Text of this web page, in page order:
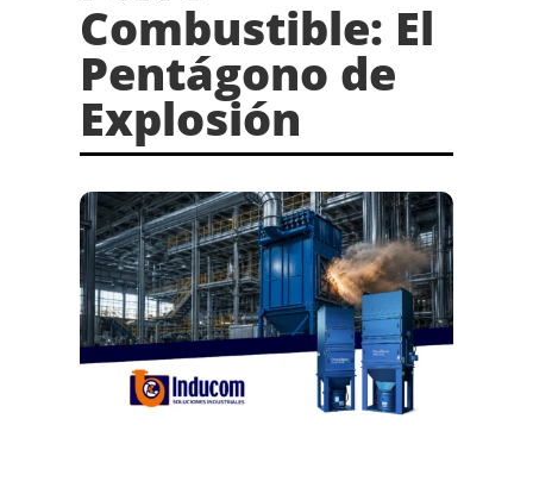
Combustible: El
Pentágono de
Explosión